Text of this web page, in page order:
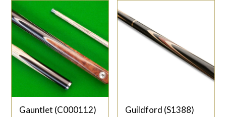
Gauntlet (C000112)
Guildford (S1388)